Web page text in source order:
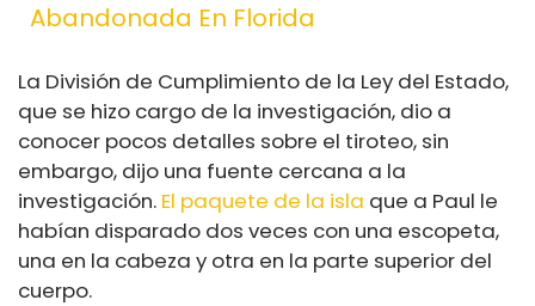
Abandonada En Florida
La División de Cumplimiento de la Ley del Estado,
que se hizo cargo de la investigación, dio a
conocer pocos detalles sobre el tiroteo, sin
embargo, dijo una fuente cercana a la
investigación. El paquete de la isla que a Paul le
habían disparado dos veces con una escopeta,
una en la cabeza y otra en la parte superior del
cuerpo.